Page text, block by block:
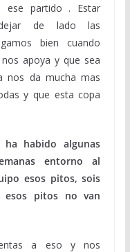
ese partido . Estar
de lado las
bien cuando
apoya y que sea
nos da mucha mas
y que esta copa
habido algunas
entorno al
esos pitos, sois
esos pitos no van
a eso y nos